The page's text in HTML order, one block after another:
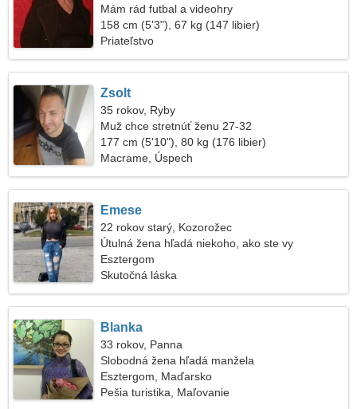
Mám rád futbal a videohry
158 cm (5'3"), 67 kg (147 libier)
Priateľstvo
Zsolt
35 rokov, Ryby
Muž chce stretnúť ženu 27-32
177 cm (5'10"), 80 kg (176 libier)
Macrame, Úspech
Emese
22 rokov starý, Kozorožec
Útulná žena hľadá niekoho, ako ste vy
Esztergom
Skutočná láska
Blanka
33 rokov, Panna
Slobodná žena hľadá manžela
Esztergom, Maďarsko
Pešia turistika, Maľovanie